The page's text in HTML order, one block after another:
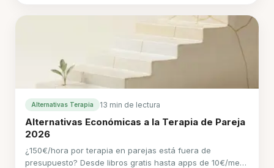
Alternativas Terapia 13 min de lectura
Alternativas Económicas a la Terapia de Pareja
2026
¿150€/hora por terapia en parejas está fuera de
presupuesto? Desde libros gratis hasta apps de 10€/mes